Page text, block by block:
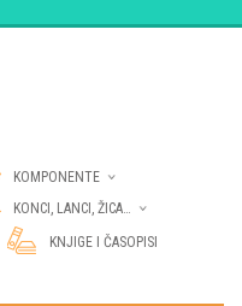
KOMPONENTE
KONCI, LANCI, ŽICA…
KNJIGE I ČASOPISI